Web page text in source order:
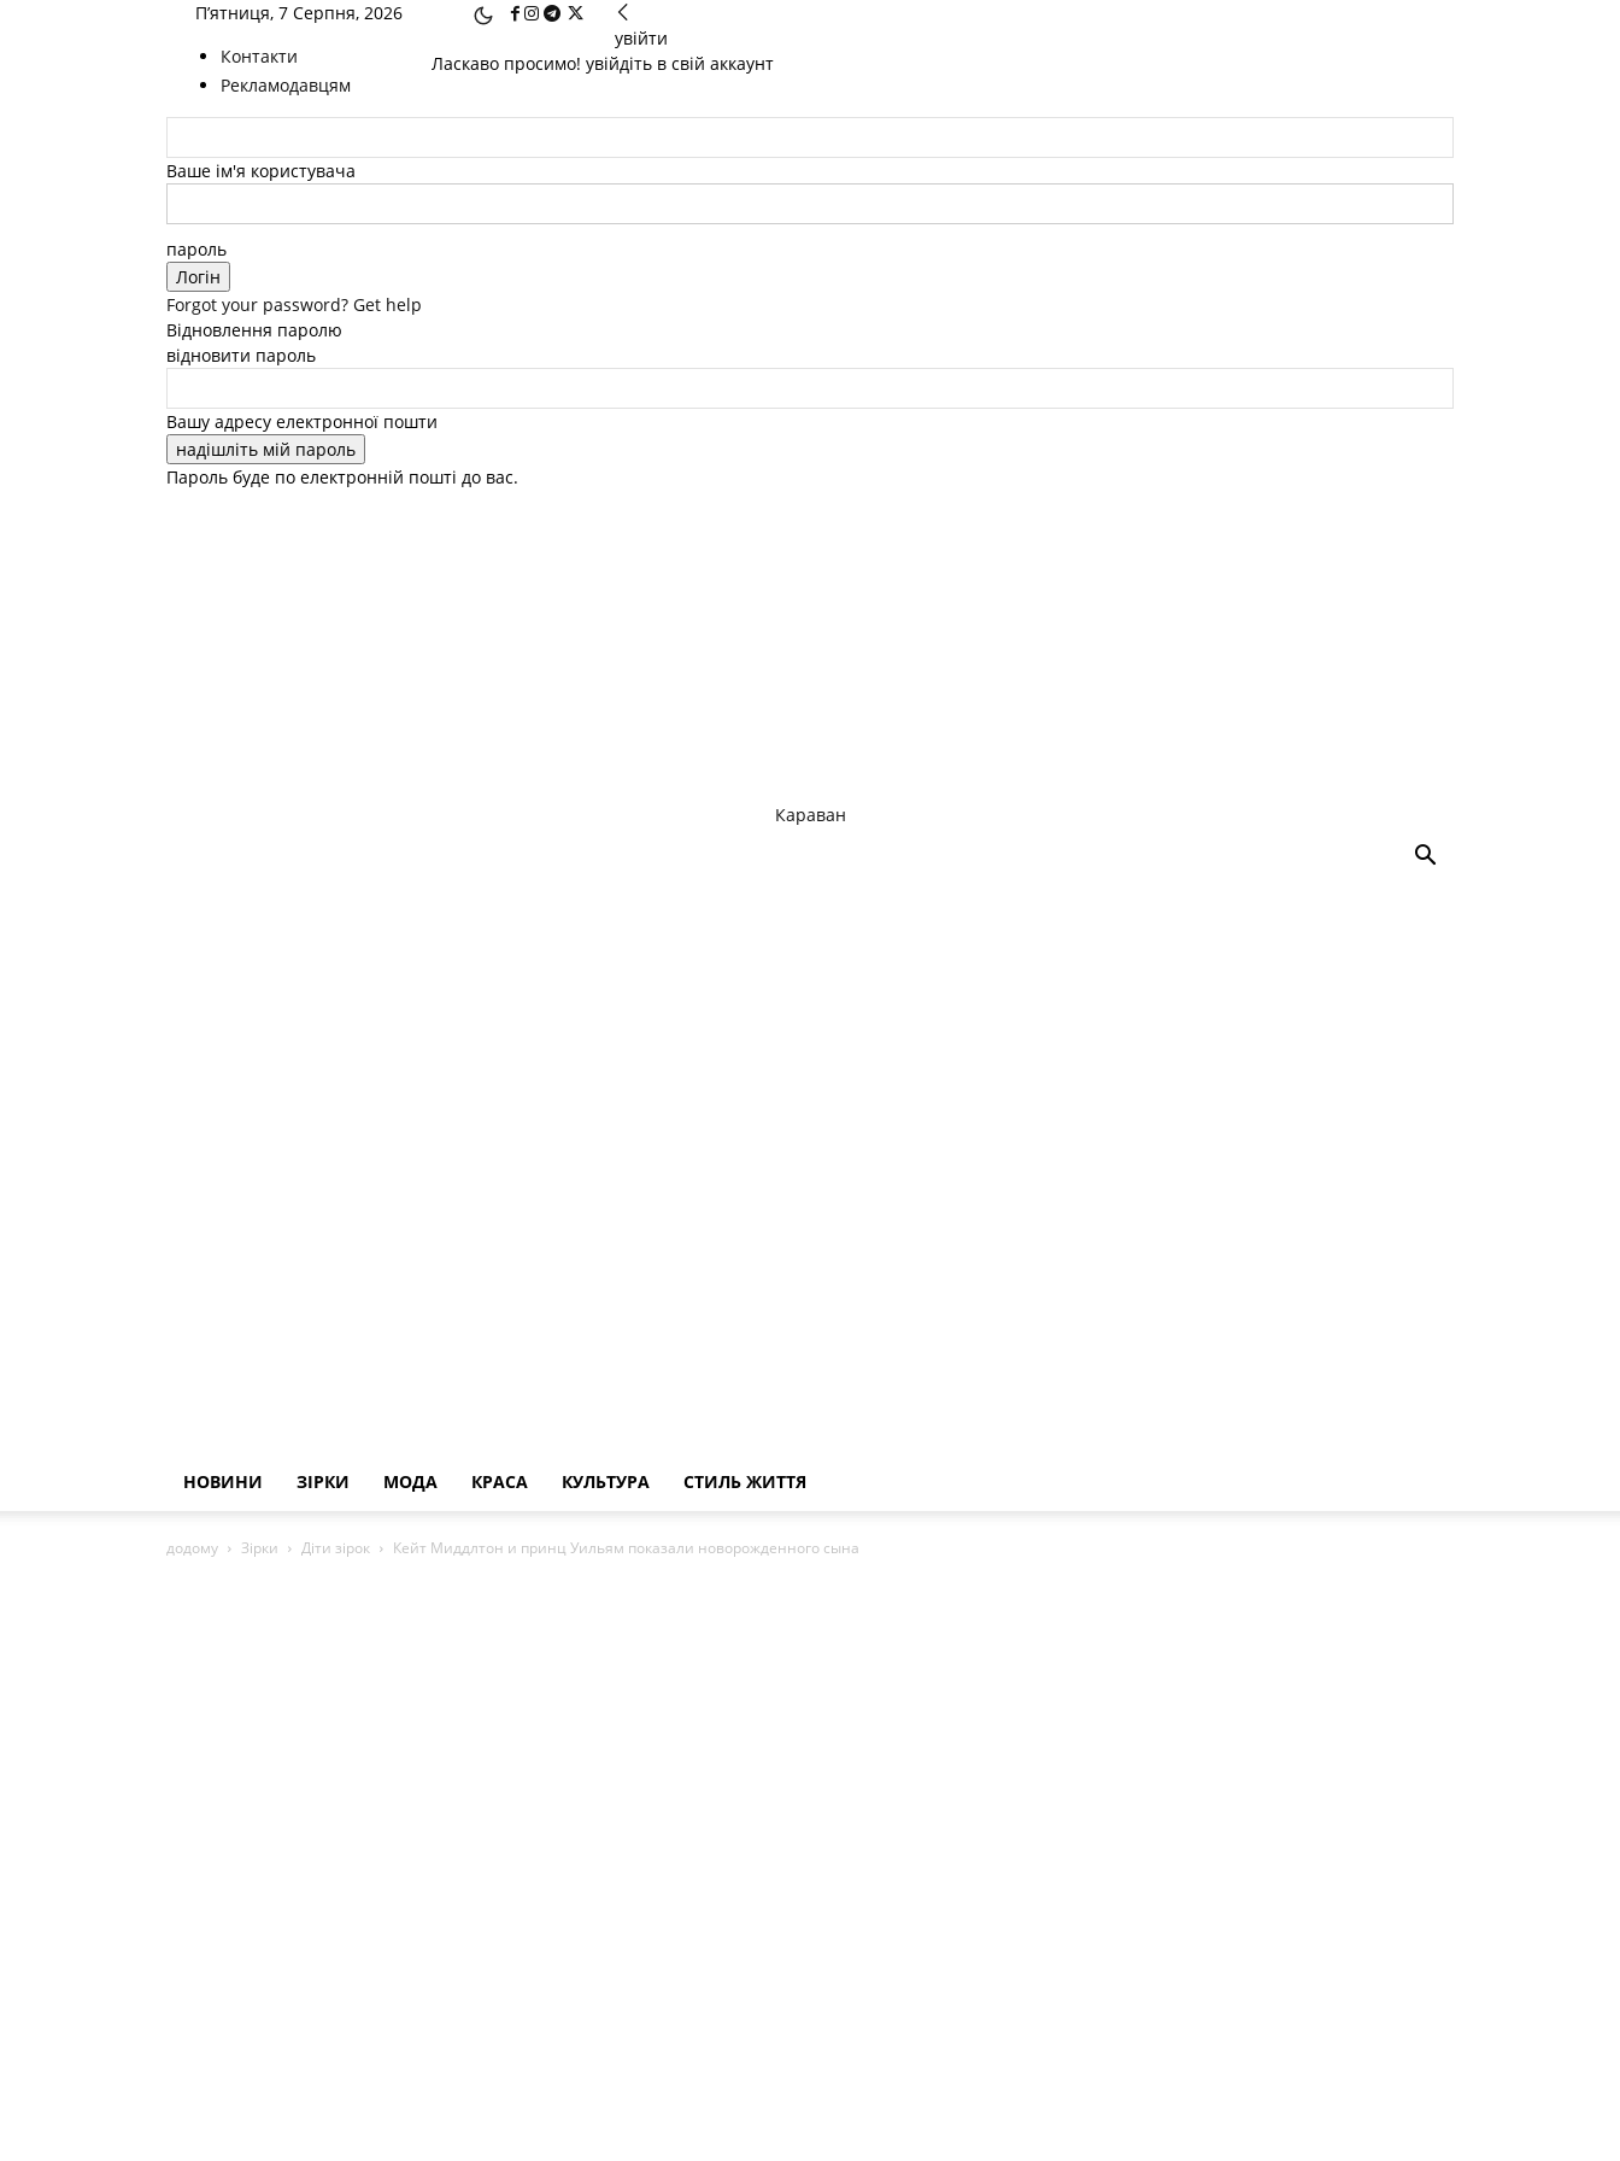
П’ятниця, 7 Серпня, 2026
Контакти
Рекламодавцям
увійти
Ласкаво просимо! увійдіть в свій аккаунт
Ваше ім'я користувача
пароль
Forgot your password? Get help
Відновлення паролю
відновити пароль
Вашу адресу електронної пошти
Пароль буде по електронній пошті до вас.
Караван
НОВИНИ ЗІРКИ МОДА КРАСА КУЛЬТУРА СТИЛЬ ЖИТТЯ
додому Зірки Діти зірок Кейт Миддлтон и принц Уильям показали новорожденного сына